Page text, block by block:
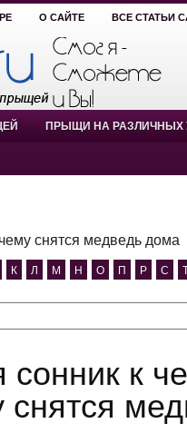
О САЙТЕ ВСЕ СТАТЬИ
ПРЫЩИ НА РАЗЛИЧНЫХ
снятся медведь дома
К Л М Н О П Р С
снятся